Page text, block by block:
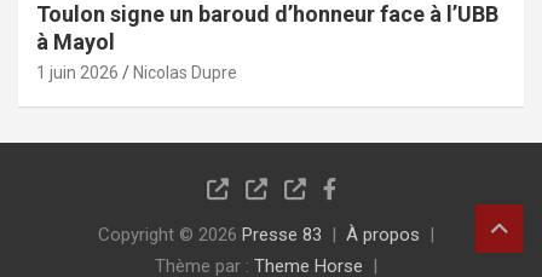
Toulon signe un baroud d’honneur face à l’UBB
à Mayol
1 juin 2026 Nicolas Dupre
Copyright © 2026 Presse 83
À propos
Thème par : Theme Horse